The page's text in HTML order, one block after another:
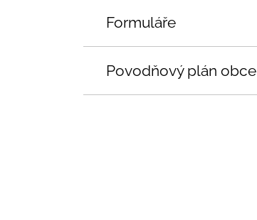
Formuláře
Povodňový plán obce